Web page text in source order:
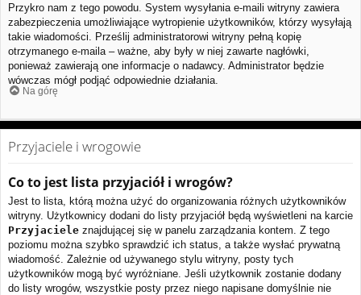
Przykro nam z tego powodu. System wysyłania e-maili witryny zawiera
zabezpieczenia umożliwiające wytropienie użytkowników, którzy wysyłają
takie wiadomości. Prześlij administratorowi witryny pełną kopię
otrzymanego e-maila – ważne, aby były w niej zawarte nagłówki,
ponieważ zawierają one informacje o nadawcy. Administrator będzie
wówczas mógł podjąć odpowiednie działania.
Na górę
Przyjaciele i wrogowie
Co to jest lista przyjaciół i wrogów?
Jest to lista, którą można użyć do organizowania różnych użytkowników
witryny. Użytkownicy dodani do listy przyjaciół będą wyświetleni na karcie
Przyjaciele znajdującej się w panelu zarządzania kontem. Z tego
poziomu można szybko sprawdzić ich status, a także wysłać prywatną
wiadomość. Zależnie od używanego stylu witryny, posty tych
użytkowników mogą być wyróżniane. Jeśli użytkownik zostanie dodany
do listy wrogów, wszystkie posty przez niego napisane domyślnie nie